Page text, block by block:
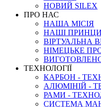
НОВИЙ SILEX
ПРО НАС
НАША МICIЯ
НАШI
ВIРТУАЛЬНА
НІМЕЦЬКЕ
ТЕХНОЛОГІЇ
КАРБОН -
АЛЮМІНІЙ -
РАМИ -
СИСТЕМА